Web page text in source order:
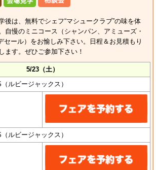
後は、無料でシェフ“マシュークラブ”の味を体
自慢のミニコース（シャンパン、アミューズ・
セール）をお愉しみ下さい。日程＆お見積もり
ます。ぜひご参加下さい！
5/23（土）
ルビージャックス）
ルビージャックス）